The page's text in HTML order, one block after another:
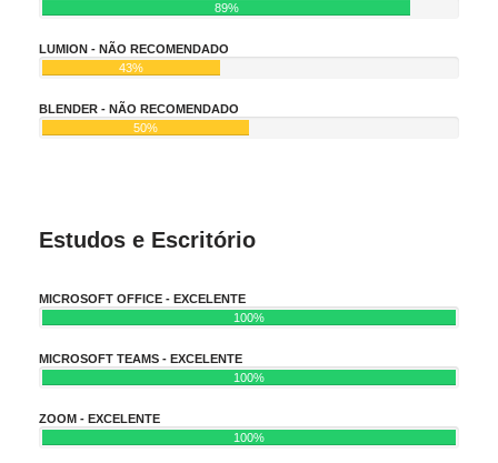
89%
LUMION - NÃO RECOMENDADO
43%
BLENDER - NÃO RECOMENDADO
50%
Estudos e Escritório
MICROSOFT OFFICE - EXCELENTE
100%
MICROSOFT TEAMS - EXCELENTE
100%
ZOOM - EXCELENTE
100%